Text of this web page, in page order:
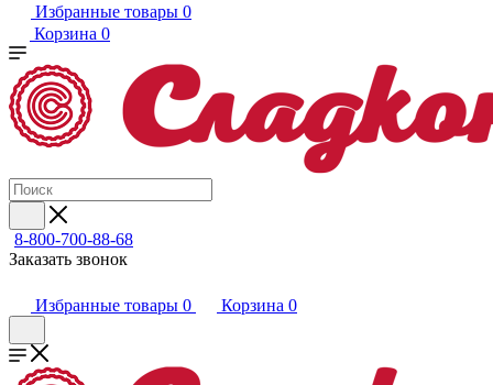
Избранные товары 0
Корзина 0
8-800-700-88-68
Заказать звонок
Избранные товары 0 Корзина 0